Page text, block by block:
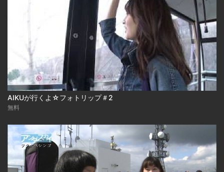
AIKUが行くよ☆フォトリップ＃2
無料